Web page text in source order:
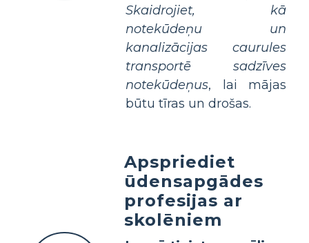
Skaidrojiet, kā
notekūdeņu un
kanalizācijas caurules
transportē sadzīves
notekūdeņus, lai mājas
būtu tīras un drošas.
Apspriediet
ūdensapgādes
profesijas ar
skolēniem